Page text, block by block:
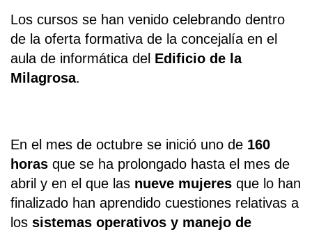
Los cursos se han venido celebrando dentro
de la oferta formativa de la concejalía en el
aula de informática del Edificio de la
Milagrosa.
En el mes de octubre se inició uno de 160
horas que se ha prolongado hasta el mes de
abril y en el que las nueve mujeres que lo han
finalizado han aprendido cuestiones relativas a
los sistemas operativos y manejo de